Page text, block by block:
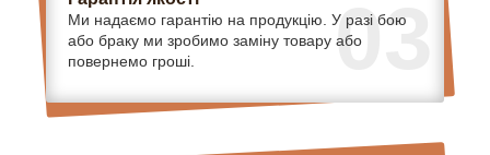
03
Ми надаємо гарантію на продукцію. У разі бою
або браку ми зробимо заміну товару або
повернемо гроші.